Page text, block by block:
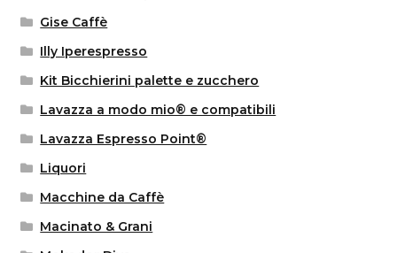
Gise Caffè
Illy Iperespresso
Kit Bicchierini palette e zucchero
Lavazza a modo mio® e compatibili
Lavazza Espresso Point®
Liquori
Macchine da Caffè
Macinato & Grani